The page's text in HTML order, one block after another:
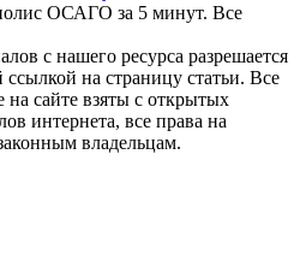
ОСАГО за 5 минут. Все
с нашего ресурса разрешается
ссылкой на страницу статьи. Все
сайте взяты с открытых
интернета, все права на
владельцам.